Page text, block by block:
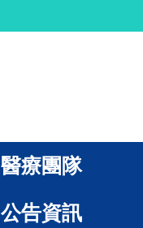
醫療團隊
公告資訊